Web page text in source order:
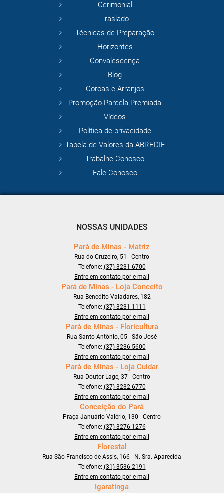
Cerimonial
Traslado
Técnicas de Preparação
Horizontes
Convalescença
Blog
Coroas e Arranjos
Promoção Parcela Premiada
Vídeos
Política de privacidade
Tabela de Valores da ABREDIF
Trabalhe Conosco
Fale Conosco
NOSSAS UNIDADES
Pará de Minas - Matriz
Rua do Cruzeiro, 51 - Centro
Telefone: (37) 3231-6700
Entre em contato por e-mail
Pará de Minas - Loja Conceito
Rua Benedito Valadares, 182
Telefone: (37) 3231-1111
Entre em contato por e-mail
Pará de Minas - Floricultura
Rua Santo Antônio, 05 - São José
Telefone: (37) 3236-5600
Entre em contato por e-mail
Pará de Minas - Loja Cuidar
Rua Doutor Lage, 37 - Centro
Telefone: (37) 3232-6770
Entre em contato por e-mail
Conceição do Pará
Praça Januário Valério, 130 - Centro
Telefone: (37) 3276-1276
Entre em contato por e-mail
Florestal
Rua São Francisco de Assis, 166 - N. Sra. Aparecida
Telefone: (31) 3536-2191
Entre em contato por e-mail
Igaratinga